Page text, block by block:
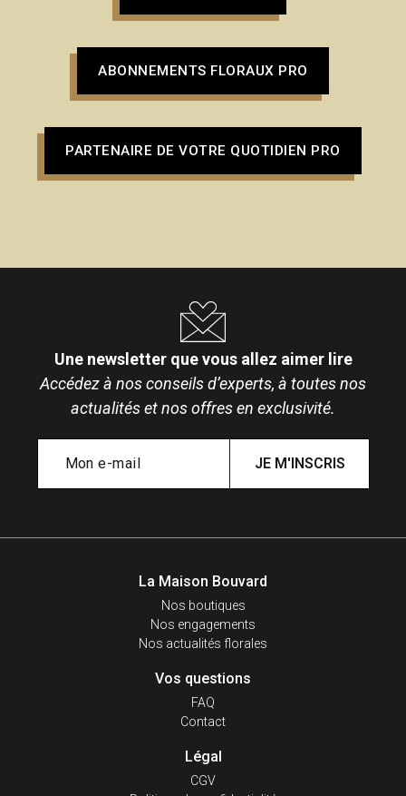
ABONNEMENTS FLORAUX PRO
PARTENAIRE DE VOTRE QUOTIDIEN PRO
Une newsletter que vous allez aimer lire
Accédez à nos conseils d’experts, à toutes nos
actualités et nos offres en exclusivité.
JE M'INSCRIS
La Maison Bouvard
Nos boutiques
Nos engagements
Nos actualités florales
Vos questions
FAQ
Contact
Légal
CGV